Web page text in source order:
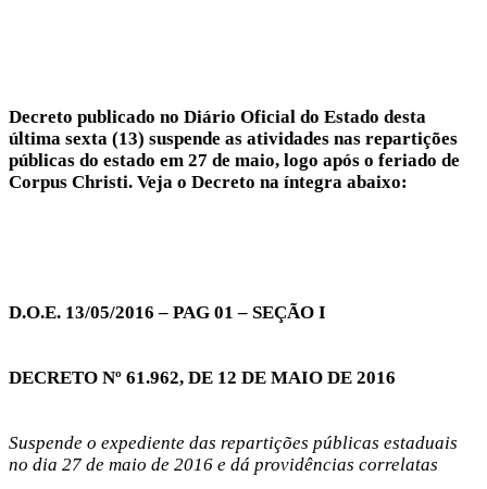
Decreto publicado no Diário Oficial do Estado desta
última sexta (13) suspende as atividades nas repartições
públicas do estado em 27 de maio, logo após o feriado de
Corpus Christi. Veja o Decreto na íntegra abaixo:
D.O.E. 13/05/2016 – PAG 01 – SEÇÃO I
DECRETO Nº 61.962, DE 12 DE MAIO DE 2016
Suspende o expediente das repartições públicas estaduais
no dia 27 de maio de 2016 e dá providências correlatas